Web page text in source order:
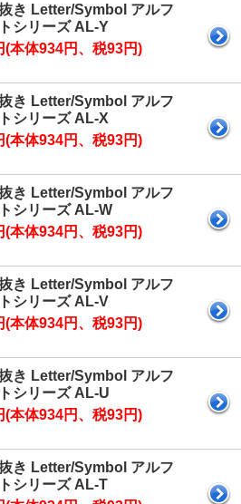
き Letter/Symbol アルフ
シリーズ AL-Y
(本体934円、税93円)
き Letter/Symbol アルフ
シリーズ AL-X
(本体934円、税93円)
き Letter/Symbol アルフ
シリーズ AL-W
(本体934円、税93円)
き Letter/Symbol アルフ
シリーズ AL-V
(本体934円、税93円)
き Letter/Symbol アルフ
シリーズ AL-U
(本体934円、税93円)
き Letter/Symbol アルフ
シリーズ AL-T